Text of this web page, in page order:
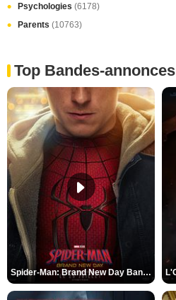
Psychologies (6178)
Parents (10763)
Top Bandes-annonces
Spider-Man: Brand New Day Bande-annonce VO STFR